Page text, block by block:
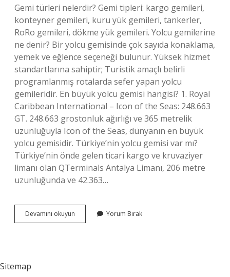
Gemi türleri nelerdir? Gemi tipleri: kargo gemileri,
konteyner gemileri, kuru yük gemileri, tankerler,
RoRo gemileri, dökme yük gemileri. Yolcu gemilerine
ne denir? Bir yolcu gemisinde çok sayıda konaklama,
yemek ve eğlence seçeneği bulunur. Yüksek hizmet
standartlarına sahiptir; Turistik amaçlı belirli
programlanmış rotalarda sefer yapan yolcu
gemileridir. En büyük yolcu gemisi hangisi? 1. Royal
Caribbean International – Icon of the Seas: 248.663
GT. 248.663 grostonluk ağırlığı ve 365 metrelik
uzunluğuyla Icon of the Seas, dünyanın en büyük
yolcu gemisidir. Türkiye’nin yolcu gemisi var mı?
Türkiye’nin önde gelen ticari kargo ve kruvaziyer
limanı olan QTerminals Antalya Limanı, 206 metre
uzunluğunda ve 42.363…
Devamını okuyun
Gemileri
Yorum Bırak
Sitemap